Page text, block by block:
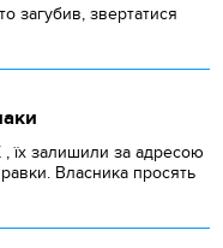
загубив, звертатися
, їх залишили за адресою
Власника просять